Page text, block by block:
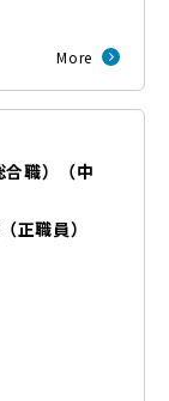
More
職）（中
（正職員）